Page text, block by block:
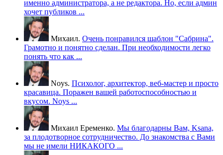
именно администратора, а не редактора. Но, если админ
хочет публиков ...
Михаил. Очень понравился шаблон "Сабрина".
Грамотно и понятно сделан. При необходимости легко
понять что как ...
Noys. Психолог, архитектор, веб-мастер и просто
красавица. Поражен вашей работоспособностью и
вкусом. Noys ...
Михаил Еременко. Мы благодарны Вам, Ksana,
за плодотворное сотрудничество. До знакомства с Вами
мы не имели НИКАКОГО ...